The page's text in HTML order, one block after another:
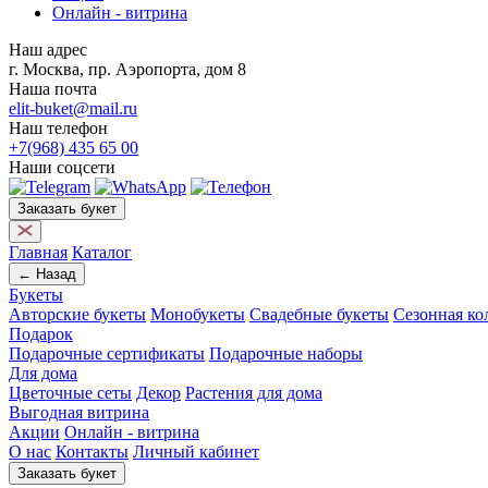
Онлайн - витрина
Наш адрес
г. Москва, пр. Аэропорта, дом 8
Наша почта
elit-buket@mail.ru
Наш телефон
+7(968) 435 65 00
Наши соцсети
Заказать букет
Главная Каталог
← Назад
Букеты
Авторские букеты Монобукеты Свадебные букеты Сезонная
Подарок
Подарочные сертификаты Подарочные наборы
Для дома
Цветочные сеты Декор Растения для дома
Выгодная витрина
Акции Онлайн - витрина
О нас Контакты Личный кабинет
Заказать букет